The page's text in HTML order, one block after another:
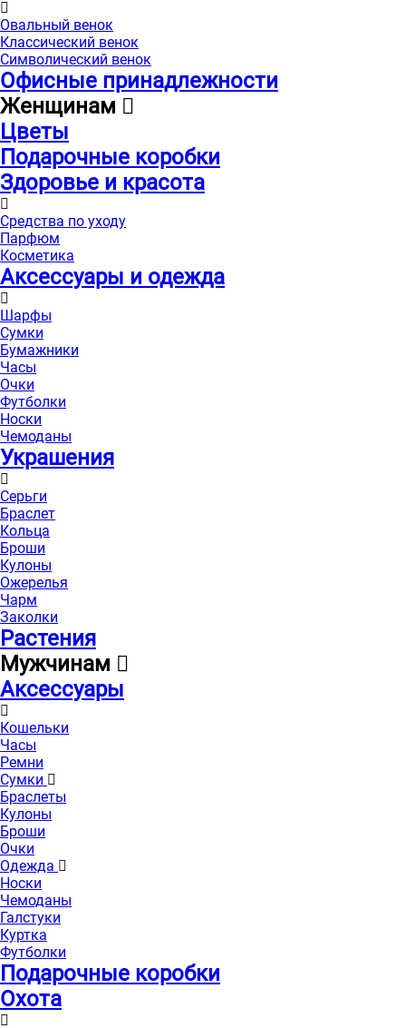
Овальный венок
Классический венок
Символический венок
Офисные принадлежности
Женщинам
Цветы
Подарочные коробки
Здоровье и красота
Средства по уходу
Парфюм
Косметика
Аксессуары и одежда
Шарфы
Сумки
Бумажники
Часы
Очки
Футболки
Носки
Чемоданы
Украшения
Серьги
Браслет
Кольца
Броши
Кулоны
Ожерелья
Чарм
Заколки
Растения
Мужчинам
Аксессуары
Кошельки
Часы
Ремни
Сумки
Браслеты
Кулоны
Броши
Очки
Одежда
Носки
Чемоданы
Галстуки
Куртка
Футболки
Подарочные коробки
Охота